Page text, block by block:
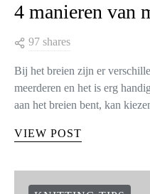
4 manieren van
97 shares
Bij het breien zijn er
meerderen en het is erg
aan het breien bent, kan
VIEW POST